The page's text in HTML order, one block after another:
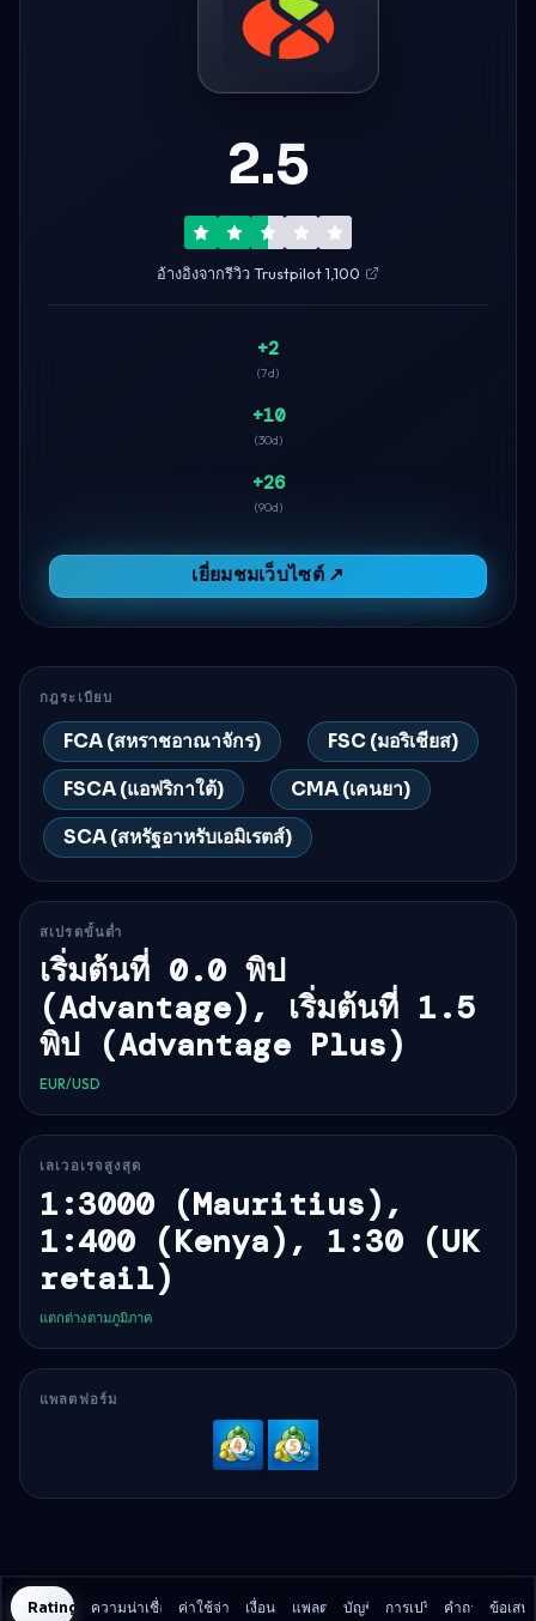
2.5
อ้างอิงจากรีวิว Trustpilot 1,100
+2
(7d)
+10
(30d)
+26
(90d)
เยี่ยมชมเว็บไซต์ ↗
กฎระเบียบ
FCA (สหราชอาณาจักร)
FSC (มอริเชียส)
FSCA (แอฟริกาใต้)
CMA (เคนยา)
SCA (สหรัฐอาหรับเอมิเรตส์)
สเปรดขั้นต่ำ
เริ่มต้นที่ 0.0 พิป
(Advantage), เริ่มต้นที่ 1.5
พิป (Advantage Plus)
EUR/USD
เลเวอเรจสูงสุด
1:3000 (Mauritius),
1:400 (Kenya), 1:30 (UK
retail)
แตกต่างตามภูมิภาค
แพลตฟอร์ม
MetaTrader
4
Rating Historyความน่าเชื่อถือและความปลอดภัย
ค่าใช้จ่ายในการเทรด
เงื่อนไข แพลตฟอร์ม
บัญชี การเปรียบเทียบ
คำถาม ข้อเสน